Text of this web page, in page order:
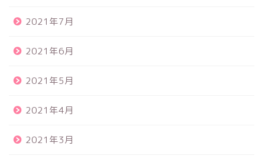
2021年7月
2021年6月
2021年5月
2021年4月
2021年3月